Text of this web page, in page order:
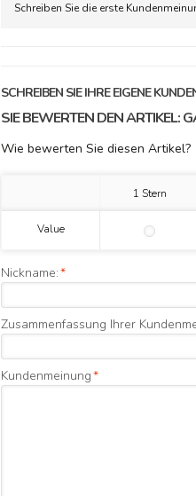
Schreiben Sie die erste
SCHREIBEN SIE IHRE EIGENE
SIE BEWERTEN DEN ARTIKEL:
Wie bewerten Sie diesen Artikel?
1 Stern
Value
*
Nickname:
Zusammenfassung Ihrer
*
Kundenmeinung